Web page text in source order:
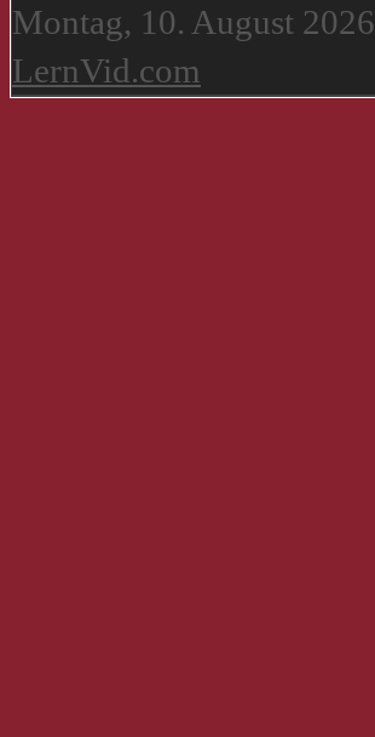
Montag, 10. August 2026
LernVid.com